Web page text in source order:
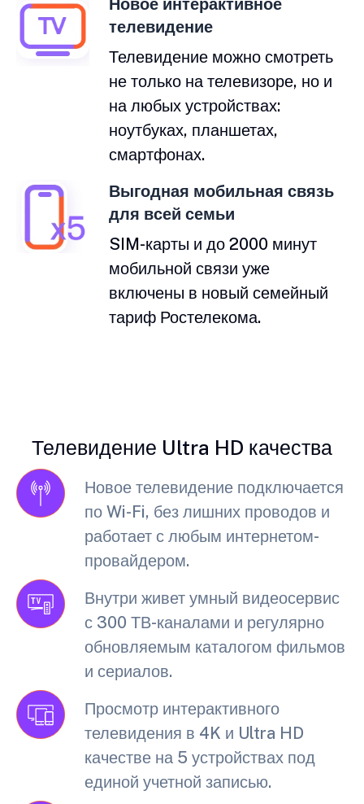
телевидение
Телевидение можно смотреть
не только на телевизоре, но и
на любых устройствах:
ноутбуках, планшетах,
смартфонах.
Выгодная мобильная связь
для всей семьи
SIM-карты и до 2000 минут
мобильной связи уже
включены в новый семейный
тариф Ростелекома.
Телевидение Ultra HD качества
Новое телевидение подключается
по Wi-Fi, без лишних проводов и
работает с любым интернетом-
провайдером.
Внутри живет умный видеосервис
с 300 ТВ-каналами и регулярно
обновляемым каталогом фильмов
и сериалов.
Просмотр интерактивного
телевидения в 4K и Ultra HD
качестве на 5 устройствах под
единой учетной записью.